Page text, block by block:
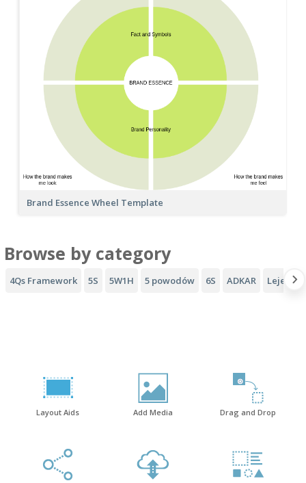
Brand Essence Wheel Template
Browse by category
4Qs Framework 5S 5W1H 5 powodów 6S ADKAR Lejek
Layout Aids Add Media Drag and Drop